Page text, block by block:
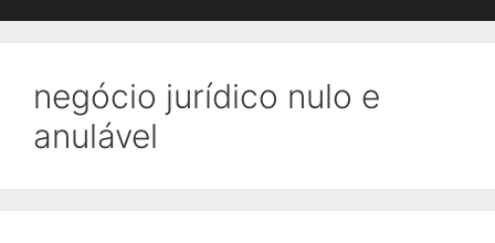
negócio jurídico nulo e
anulável